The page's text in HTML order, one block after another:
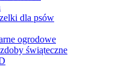
dla psów
ogrodowe
świąteczne